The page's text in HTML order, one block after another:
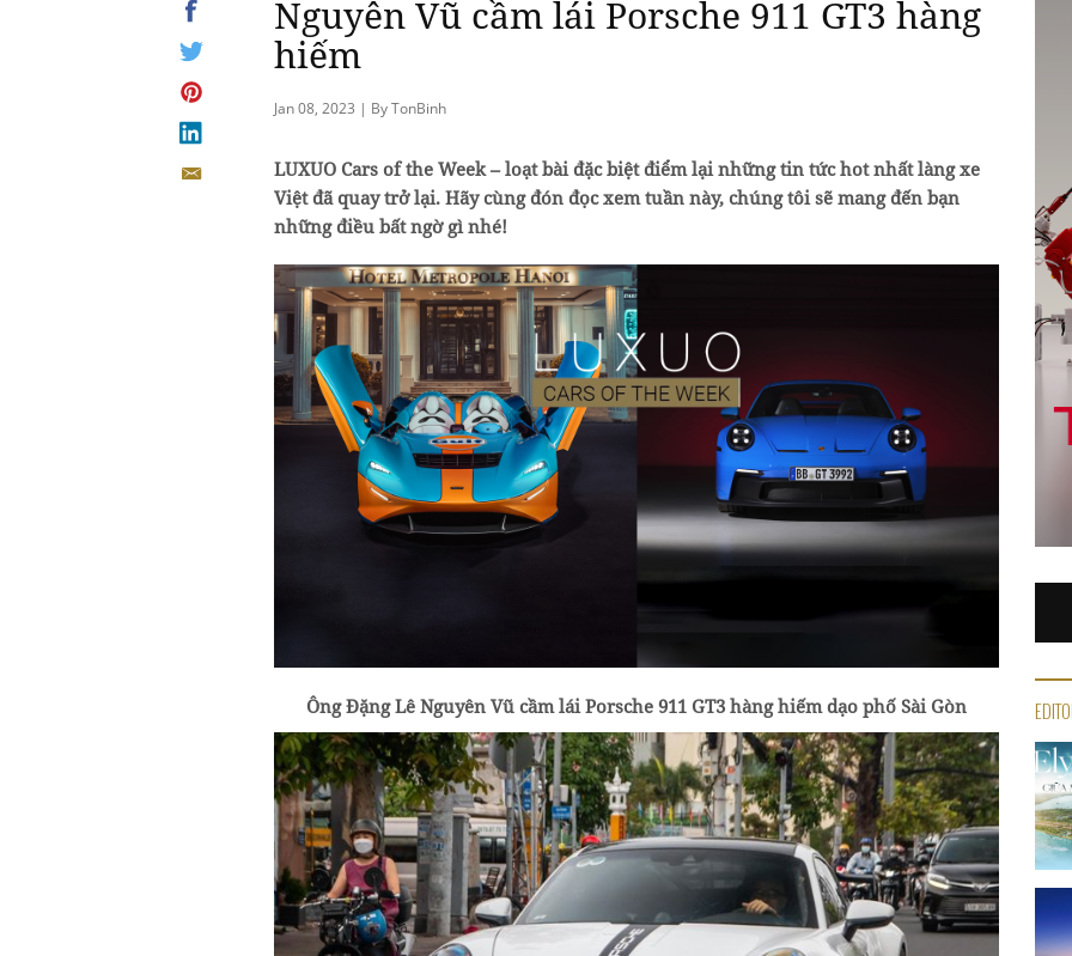
Nguyên Vũ cầm lái Porsche 911 GT3 hàng
hiếm
Jan 08, 2023 | By TonBinh
LUXUO Cars of the Week – loạt bài đặc biệt điểm lại những tin tức hot nhất làng xe
Việt đã quay trở lại. Hãy cùng đón đọc xem tuần này, chúng tôi sẽ mang đến bạn
những điều bất ngờ gì nhé!
Ông Đặng Lê Nguyên Vũ cầm lái Porsche 911 GT3 hàng hiếm dạo phố Sài Gòn